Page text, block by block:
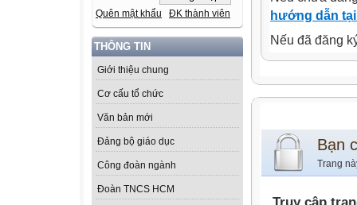
Quên mật khẩu ĐK thành viên
THÔNG TIN
Giới thiệu chung
Cơ cấu tổ chức
Văn bản mới
Đảng bộ giáo dục
Công đoàn ngành
Đoàn TNCS HCM
hướng dẫn
Nếu đã đăng
Bạn
Trang
Truy cập